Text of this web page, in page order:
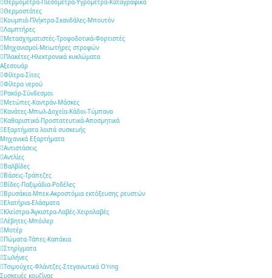
Θερμόμετρα-Πιεσόμετρα-Υγρόμετρα-Καταγραφικά
Θερμοστάτες
Κουμπιά-Πλήκτρα-Σκανδάλες-Μπουτόν
Λαμπτήρες
Μετασχηματιστές-Τροφοδοτικά-Φορτιστές
Μηχανισμοί-Μειωτήρες στροφών
Πλακέτες-Ηλεκτρονικά κυκλώματα
Αξεσουάρ
Φίλτρα-Σίτες
Φίλτρα νερού
Ρακόρ-Σύνδεσμοι
Μετώπες-Καντράν-Μάσκες
Κανάτες-Μπωλ-Δοχεία-Κάδοι-Τύμπανα
Καθαριστικά-Προστατευτικά-Αποσμητικά
Εξαρτήματα λοιπά συσκευής
Μηχανικά Εξαρτήματα
Αντιστάσεις
Αντλίες
Βαλβίδες
Βάσεις-Τράπεζες
Βίδες-Παξιμάδια-Ροδέλες
Βρυσάκια-Μπεκ-Ακροστόμια εκτόξευσης ρευστών
Ελατήρια-Ελάσματα
Κλείστρα-Άγκιστρα-Λαβές-Χειρολαβές
Λέβητες-Μπόιλερ
Μοτέρ
Πώματα-Τάπες-Καπάκια
Στηρίγματα
Σωλήνες
Τσιμούχες-Φλάντζες-Στεγανωτικά O'ring
Συσκευές κουζίνας